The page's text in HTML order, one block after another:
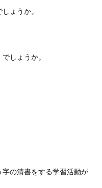
ょうか。
しょうか。
の清書をする学習活動が